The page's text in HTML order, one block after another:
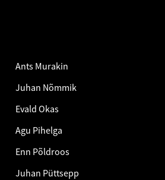
Ants Murakin
Juhan Nõmmik
Evald Okas
Agu Pihelga
Enn Põldroos
Juhan Püttsepp